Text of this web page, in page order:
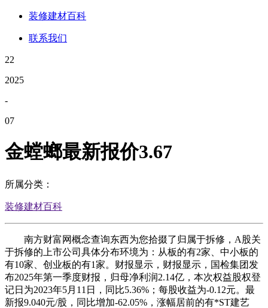
装修建材百科
联系我们
22
2025
-
07
金螳螂最新报价3.67
所属分类：
装修建材百科
南方财富网概念查询东西为您拾掇了归属于拆修，A股关
于拆修的上市公司具体分布环境为：从板的有2家、中小板的
有10家、创业板的有1家。财报显示，财报显示，国检集团发
布2025年第一季度财报，归母净利润2.14亿，本次权益股权登
记日为2023年5月11日，同比5.36%；每股收益为-0.12元。最
新报9.040元/股，同比增加-62.05%，涨幅居前的有*ST建艺